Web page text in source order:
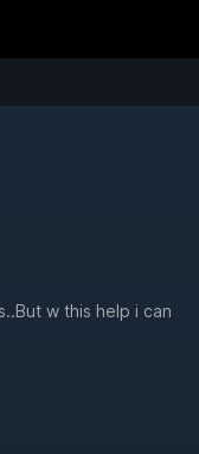
w this help i can